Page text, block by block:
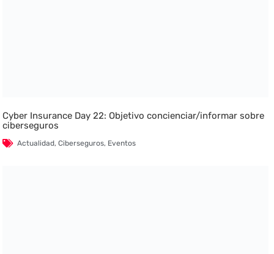
Cyber Insurance Day 22: Objetivo concienciar/informar sobre
ciberseguros
Actualidad,Ciberseguros, Eventos